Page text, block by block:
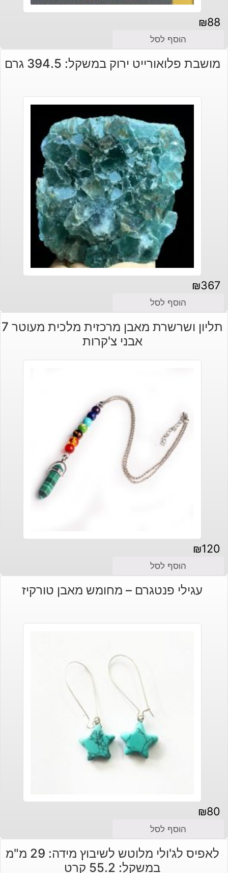
₪88
הוסף לסל
מושבת פלואורייט ירוק במשקל: 394.5 גרם
₪367
הוסף לסל
תליון ושרשרת מאבן מרכזית מלכית מעוטר 7
אבני צ'קרות
₪120
הוסף לסל
עגילי פנטגרם – מחומש מאבן טורקיז
₪80
הוסף לסל
לאפיס לג'ולי מלוטש לשיבוץ מידה: 29 מ"מ
במשקל: 55.2 קרט